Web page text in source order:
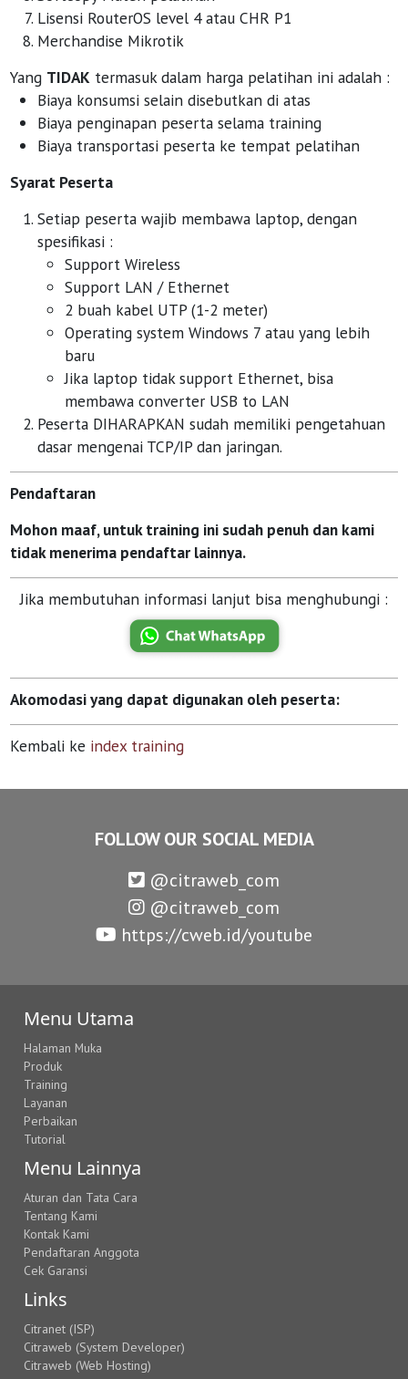
Lisensi RouterOS level 4 atau CHR P1
Merchandise Mikrotik
Yang TIDAK termasuk dalam harga pelatihan ini adalah :
Biaya konsumsi selain disebutkan di atas
Biaya penginapan peserta selama training
Biaya transportasi peserta ke tempat pelatihan
Syarat Peserta
Setiap peserta wajib membawa laptop, dengan
spesifikasi :
Support Wireless
Support LAN / Ethernet
2 buah kabel UTP (1-2 meter)
Operating system Windows 7 atau yang lebih
baru
Jika laptop tidak support Ethernet, bisa
membawa converter USB to LAN
Peserta DIHARAPKAN sudah memiliki pengetahuan
dasar mengenai TCP/IP dan jaringan.
Pendaftaran
Mohon maaf, untuk training ini sudah penuh dan kami
tidak menerima pendaftar lainnya.
Jika membutuhan informasi lanjut bisa menghubungi :
Akomodasi yang dapat digunakan oleh peserta:
Kembali ke index training
FOLLOW OUR SOCIAL MEDIA
@citraweb_com
@citraweb_com
https://cweb.id/youtube
Menu Utama
Halaman Muka
Produk
Training
Layanan
Perbaikan
Tutorial
Menu Lainnya
Aturan dan Tata Cara
Tentang Kami
Kontak Kami
Pendaftaran Anggota
Cek Garansi
Links
Citranet (ISP)
Citraweb (System Developer)
Citraweb (Web Hosting)